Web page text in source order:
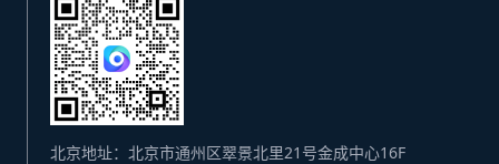
北京地址：北京市通州区翠景北里21号金成中心16F